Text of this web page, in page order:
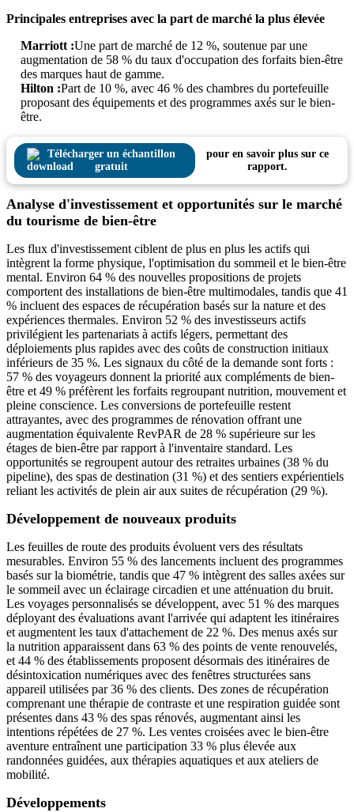
Principales entreprises avec la part de marché la plus élevée
Marriott :Une part de marché de 12 %, soutenue par une
augmentation de 58 % du taux d'occupation des forfaits bien-être
des marques haut de gamme.
Hilton :Part de 10 %, avec 46 % des chambres du portefeuille
proposant des équipements et des programmes axés sur le bien-
être.
Télécharger un échantillon
gratuit
pour en savoir plus sur ce
rapport.
Analyse d'investissement et opportunités sur le marché
du tourisme de bien-être
Les flux d'investissement ciblent de plus en plus les actifs qui
intègrent la forme physique, l'optimisation du sommeil et le bien-être
mental. Environ 64 % des nouvelles propositions de projets
comportent des installations de bien-être multimodales, tandis que 41
% incluent des espaces de récupération basés sur la nature et des
expériences thermales. Environ 52 % des investisseurs actifs
privilégient les partenariats à actifs légers, permettant des
déploiements plus rapides avec des coûts de construction initiaux
inférieurs de 35 %. Les signaux du côté de la demande sont forts :
57 % des voyageurs donnent la priorité aux compléments de bien-
être et 49 % préfèrent les forfaits regroupant nutrition, mouvement et
pleine conscience. Les conversions de portefeuille restent
attrayantes, avec des programmes de rénovation offrant une
augmentation équivalente RevPAR de 28 % supérieure sur les
étages de bien-être par rapport à l'inventaire standard. Les
opportunités se regroupent autour des retraites urbaines (38 % du
pipeline), des spas de destination (31 %) et des sentiers expérientiels
reliant les activités de plein air aux suites de récupération (29 %).
Développement de nouveaux produits
Les feuilles de route des produits évoluent vers des résultats
mesurables. Environ 55 % des lancements incluent des programmes
basés sur la biométrie, tandis que 47 % intègrent des salles axées sur
le sommeil avec un éclairage circadien et une atténuation du bruit.
Les voyages personnalisés se développent, avec 51 % des marques
déployant des évaluations avant l'arrivée qui adaptent les itinéraires
et augmentent les taux d'attachement de 22 %. Des menus axés sur
la nutrition apparaissent dans 63 % des points de vente renouvelés,
et 44 % des établissements proposent désormais des itinéraires de
désintoxication numériques avec des fenêtres structurées sans
appareil utilisées par 36 % des clients. Des zones de récupération
comprenant une thérapie de contraste et une respiration guidée sont
présentes dans 43 % des spas rénovés, augmentant ainsi les
intentions répétées de 27 %. Les ventes croisées avec le bien-être
aventure entraînent une participation 33 % plus élevée aux
randonnées guidées, aux thérapies aquatiques et aux ateliers de
mobilité.
Développements